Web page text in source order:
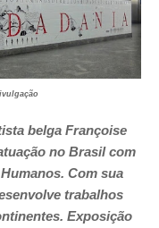
belga Françoise
no Brasil com
Com sua
trabalhos
Exposição